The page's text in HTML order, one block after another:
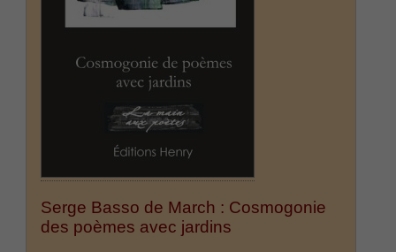
Serge Basso de March : Cosmogonie
des poèmes avec jardins